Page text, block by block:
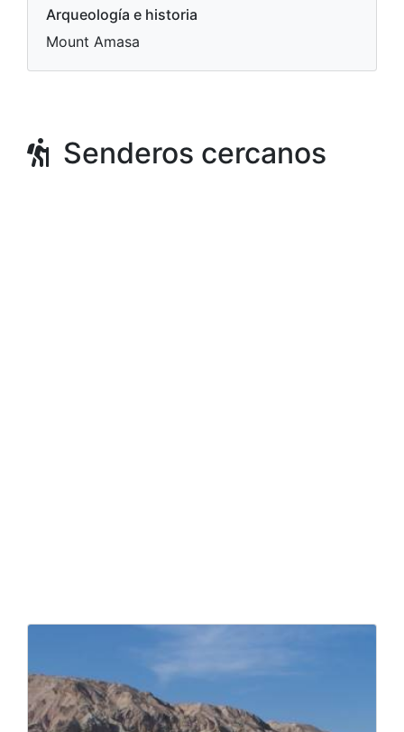
Arqueología e historia
Mount Amasa
Senderos cercanos